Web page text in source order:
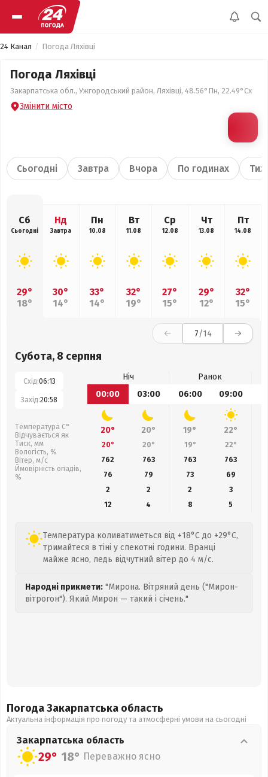
24 Канал Погода Ляхівці
Погода Ляхівці
Закарпатська обл., Ужгородський район, Ляхівці, 48.56°Пн, 22.49°Сх
Змінити місто
Сьогодні Завтра Вчора По годинах
Сб
Сьогодні
29°
18°
Нд
Завтра
30°
14°
Пн
10.08
33°
14°
Вт
11.08
32°
19°
Ср
12.08
27°
15°
Чт
13.08
29°
12°
Пт
14.08
32°
15°
7/14
Субота, 8 серпня
Схід:06:13
Захід:20:58
Температура С°
Відчувається як
Тиск, мм
Вологість, %
Вітер, м/с
Ймовірність опадів,
%
Ніч
Ранок
00:00
03:00 06:00 09:00
20° 20° 19° 22°
20° 20° 19° 22°
762
763 763 763
76
79 73 69
2
2 2
3
12
4 8 5
Температура коливатиметься від +18°C до +29°C,
тримайтеся в тіні у спекотні години. Вранці
майже ясно, ледь відчутний вітер до 4 м/с.
Народні прикмети: "Мирона. Вітряний день ("Мирон-
вітрогон"). Який Мирон — такий і січень."
Погода Закарпатська область
Актуальна інформація про погоду та атмосферні умови на сьогодні
Закарпатська область
29° 18° Переважно ясно